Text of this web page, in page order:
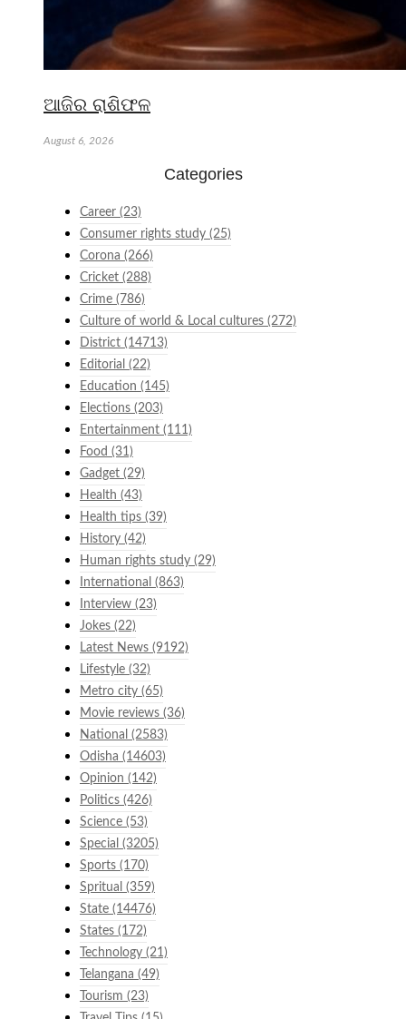
ଆଜିର ରାଶିଫଳ
August 6, 2026
Categories
Career (23)
Consumer rights study (25)
Corona (266)
Cricket (288)
Crime (786)
Culture of world & Local cultures (272)
District (14713)
Editorial (22)
Education (145)
Elections (203)
Entertainment (111)
Food (31)
Gadget (29)
Health (43)
Health tips (39)
History (42)
Human rights study (29)
International (863)
Interview (23)
Jokes (22)
Latest News (9192)
Lifestyle (32)
Metro city (65)
Movie reviews (36)
National (2583)
Odisha (14603)
Opinion (142)
Politics (426)
Science (53)
Special (3205)
Sports (170)
Spritual (359)
State (14476)
States (172)
Technology (21)
Telangana (49)
Tourism (23)